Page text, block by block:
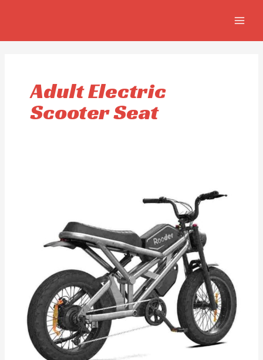
Adult Electric
Scooter Seat